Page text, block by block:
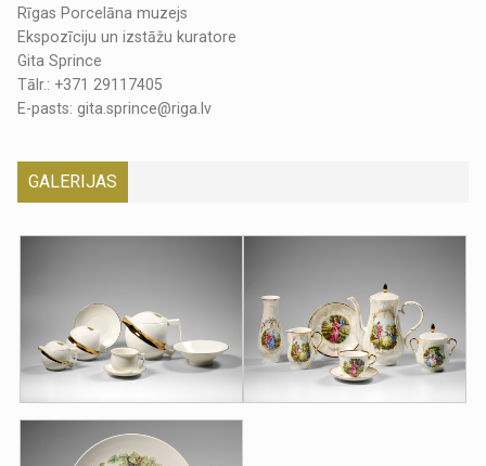
Rīgas Porcelāna muzejs
Ekspozīciju un izstāžu kuratore
Gita Sprince
Tālr.: +371 29117405
E-pasts: gita.sprince@riga.lv
GALERIJAS